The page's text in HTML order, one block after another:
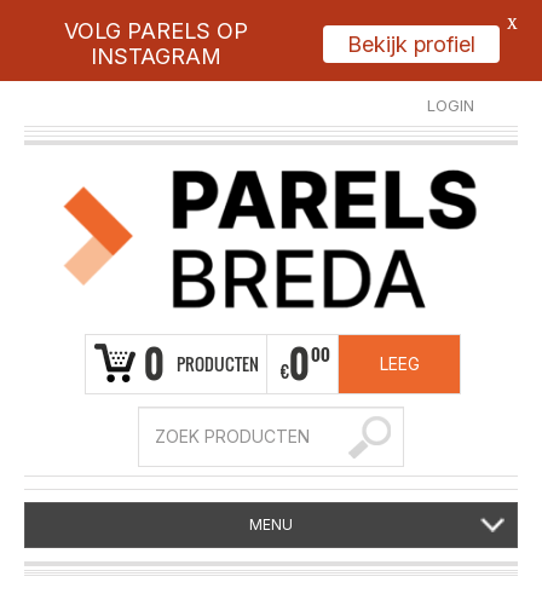
LOGIN
REGISTREER
0 PRODUCTEN €000 LEEG
MENU
VOLG PARELS OP
INSTAGRAM
Bekijk profiel
X